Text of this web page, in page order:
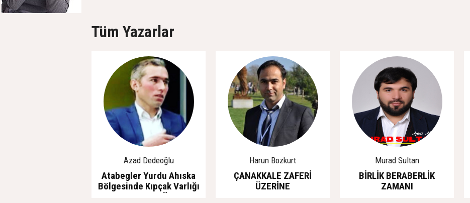
Tüm Yazarlar
Azad Dedeoğlu
Atabegler Yurdu Ahıska
Bölgesinde Kıpçak Varlığı
ve Faâliyetleri Üzerine
Harun Bozkurt
ÇANAKKALE ZAFERİ
ÜZERİNE
Murad Sultan
BİRLİK BERABERLİK
ZAMANI